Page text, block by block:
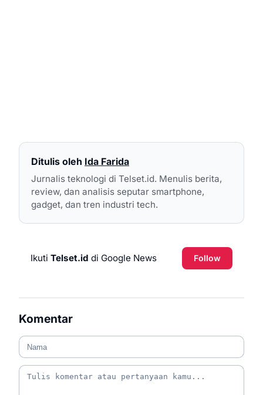
Ditulis oleh Ida Farida
Jurnalis teknologi di Telset.id. Menulis berita,
review, dan analisis seputar smartphone,
gadget, dan tren industri tech.
Ikuti Telset.id di Google News Follow
Komentar